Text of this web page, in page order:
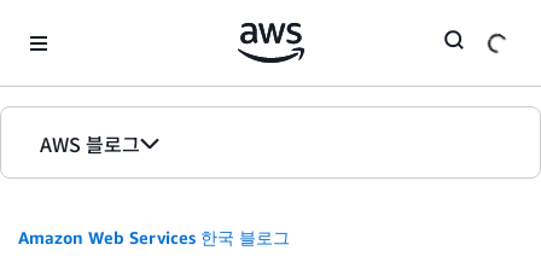
AWS 블로그
홈
Amazon Web Services 한국 블로그